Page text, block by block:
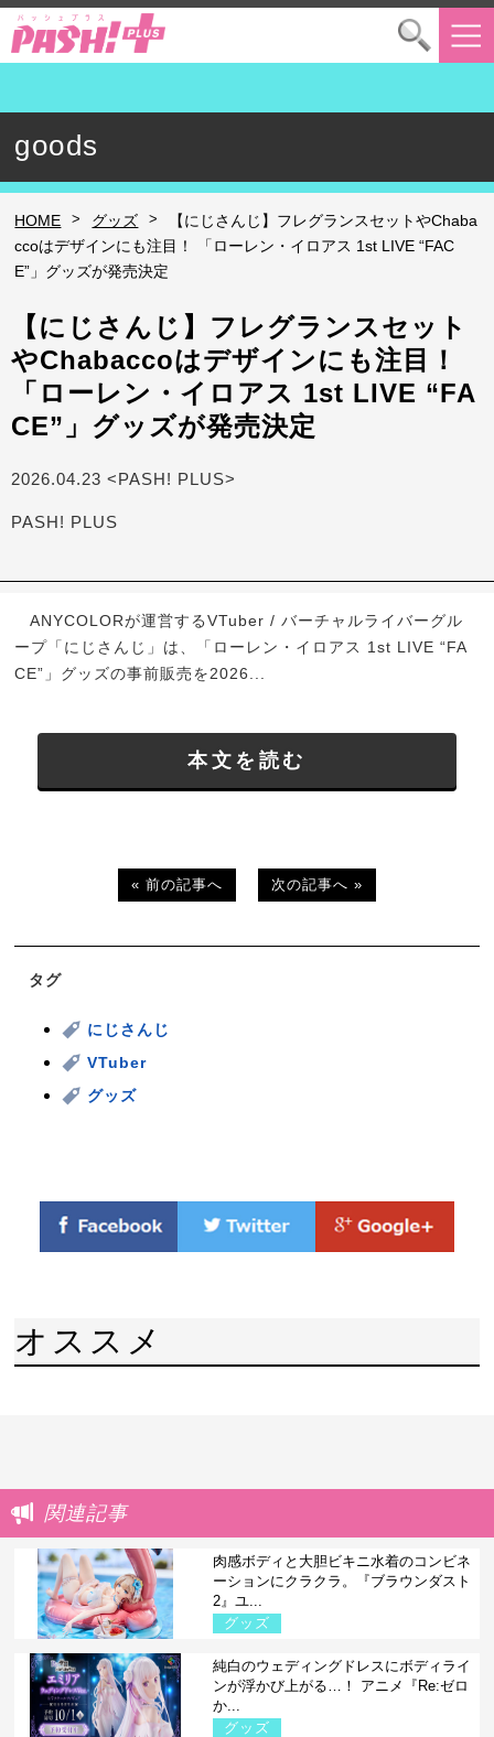
goods
HOME > グッズ >
【にじさんじ】フレグランスセットやChaba
ccoはデザインにも注目！ 「ローレン・イロアス 1st LIVE “FAC
E”」グッズが発売決定
【にじさんじ】フレグランスセット
やChabaccoはデザインにも注目！
「ローレン・イロアス 1st LIVE “FA
CE”」グッズが発売決定
2026.04.23 <PASH! PLUS>
PASH! PLUS
ANYCOLORが運営するVTuber / バーチャルライバーグル
ープ「にじさんじ」は、「ローレン・イロアス 1st LIVE “FA
CE”」グッズの事前販売を2026...
本文を読む
« 前の記事へ 次の記事へ »
タグ
にじさんじ
VTuber
グッズ
オススメ
関連記事
肉感ボディと大胆ビキニ水着のコンビネ
ーションにクラクラ。『ブラウンダスト
2』ユ...
グッズ
純白のウェディングドレスにボディライ
ンが浮かび上がる…！ アニメ『Re:ゼロ
か...
グッズ